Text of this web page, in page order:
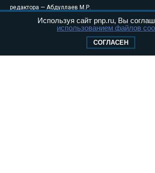
редактора — Абдуллаев М.Р.
Тел.: +7 (495) 637–69–79 E-mail:pg@pnp.ru
Федерального Собрания РФ. Издается с 1997
Используя сайт pnp.ru, Вы
использованием файлов
СОГЛАСЕН